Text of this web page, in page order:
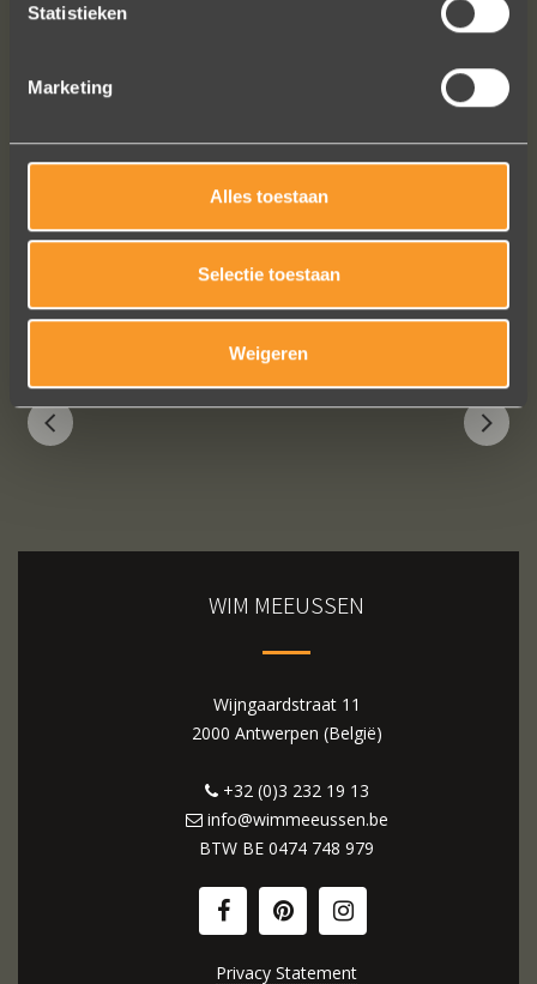
Statistieken
Marketing
Alles toestaan
Selectie toestaan
Weigeren
Bekijk al onze reviews
WIM MEEUSSEN
Wijngaardstraat 11
2000 Antwerpen (België)
+32 (0)3 232 19 13
info@wimmeeussen.be
BTW BE 0474 748 979
Privacy Statement